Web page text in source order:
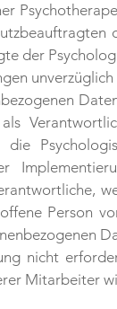
der
als
Person
nicht
Mitarbeiter